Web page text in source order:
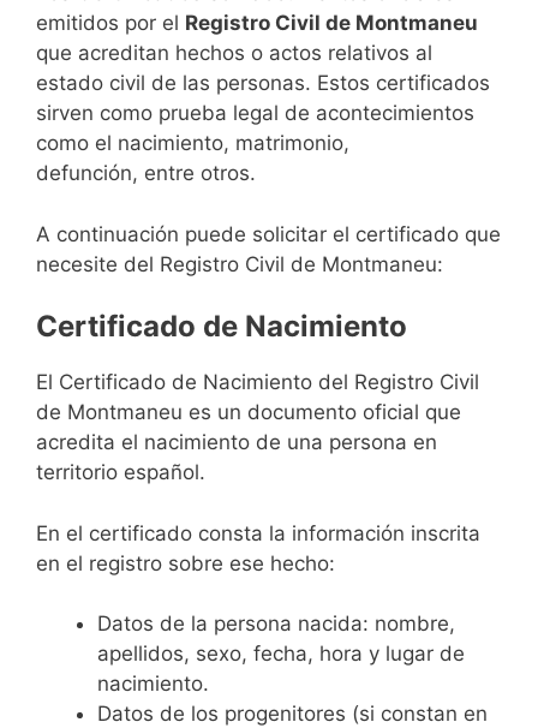
emitidos por el Registro Civil de Montmaneu
que acreditan hechos o actos relativos al
estado civil de las personas. Estos certificados
sirven como prueba legal de acontecimientos
como el nacimiento, matrimonio,
defunción, entre otros.
A continuación puede solicitar el certificado que
necesite del Registro Civil de Montmaneu:
Certificado de Nacimiento
El Certificado de Nacimiento del Registro Civil
de Montmaneu es un documento oficial que
acredita el nacimiento de una persona en
territorio español.
En el certificado consta la información inscrita
en el registro sobre ese hecho:
Datos de la persona nacida: nombre,
apellidos, sexo, fecha, hora y lugar de
nacimiento.
Datos de los progenitores (si constan en